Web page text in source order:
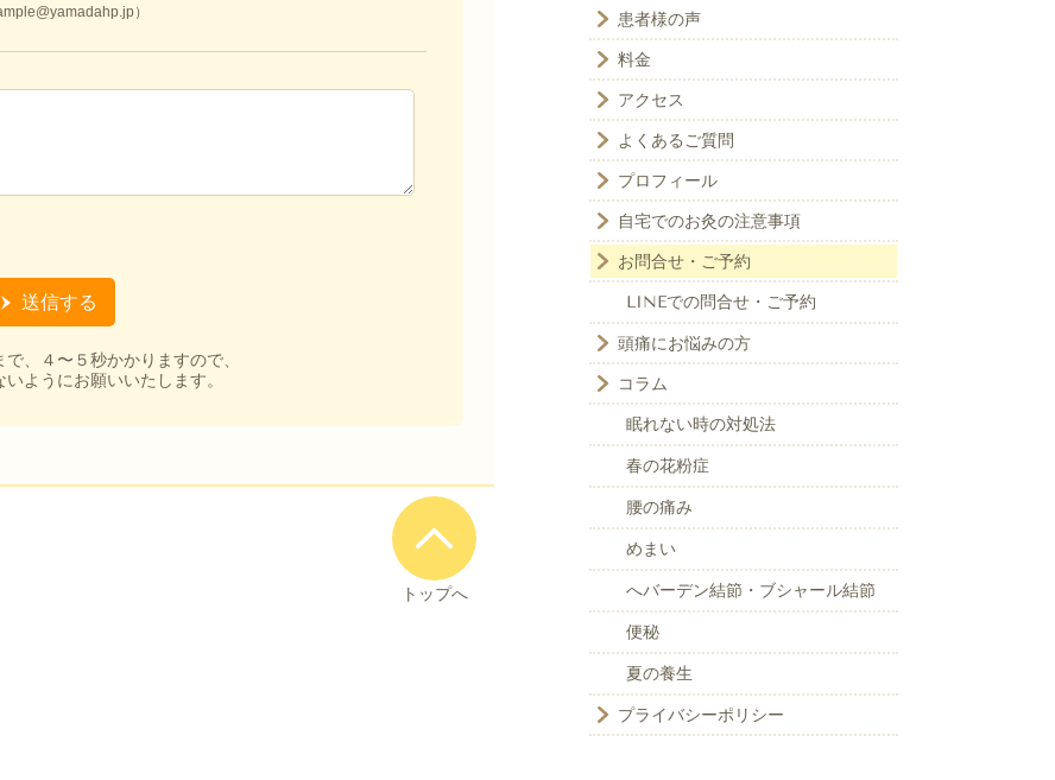
）
、４〜５秒かかりますので、
ようにお願いいたします。
トップへ
患者様の声
料金
アクセス
よくあるご質問
プロフィール
自宅でのお灸の注意事項
お問合せ・ご予約
LINEでの問合せ・ご予約
頭痛にお悩みの方
コラム
眠れない時の対処法
春の花粉症
腰の痛み
めまい
へバーデン結節・ブシャール結節
便秘
夏の養生
プライバシーポリシー